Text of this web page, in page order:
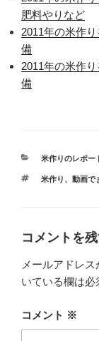
肥料やりなど
2011年の米作
備
2011年の米作
備
カ
ゴ
米作りのレポー
タ
米作り、動画で
コメントを
メールアドレス
いている欄は必
コメント ※